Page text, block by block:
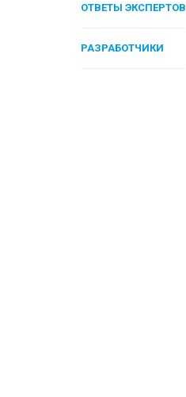
ОТВЕТЫ ЭКСПЕРТОВ
РАЗРАБОТЧИКИ